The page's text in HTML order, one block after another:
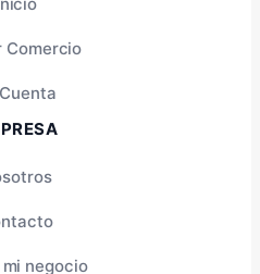
Comercio
negocio